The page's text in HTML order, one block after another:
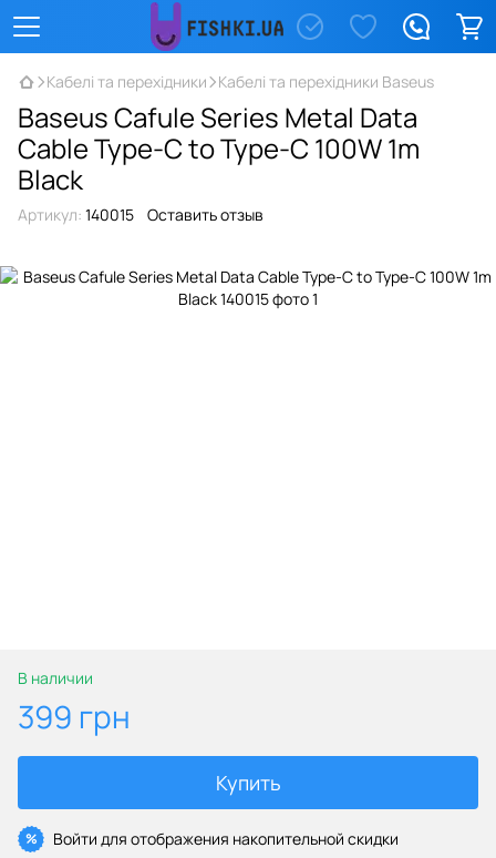
Кабелі та перехідники Кабелі та перехідники Baseus
Baseus Cafule Series Metal Data
Cable Type-C to Type-C 100W 1m
Black
Артикул: 140015 Оставить отзыв
В наличии
399 грн
Купить
% Войти для отображения накопительной скидки